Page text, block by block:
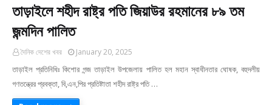
তাড়াইলে শহীদ রাষ্ট্র পতি জিয়াউর রহমানের ৮৯ তম
জন্মদিন পালিত
দৈনিক দেশের খবর January 20, 2025
তাড়াইল প্রতিনিধিঃ কিশোর গন্জ তাড়াইল উপজেলায় পালিত হল মহান স্বাধীনতার ঘোষক, বহুদলীয়
গণতন্ত্রের প্রবক্তা, বি,এন,পির প্রতিষ্টাতা শহীদ রাষ্ট্র পতি …